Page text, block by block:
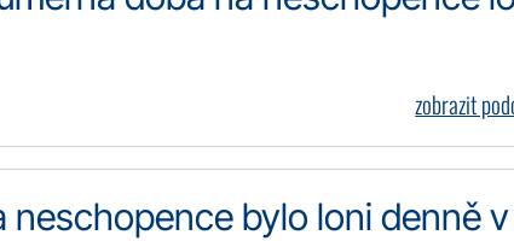
zobrazit
bylo loni denně v